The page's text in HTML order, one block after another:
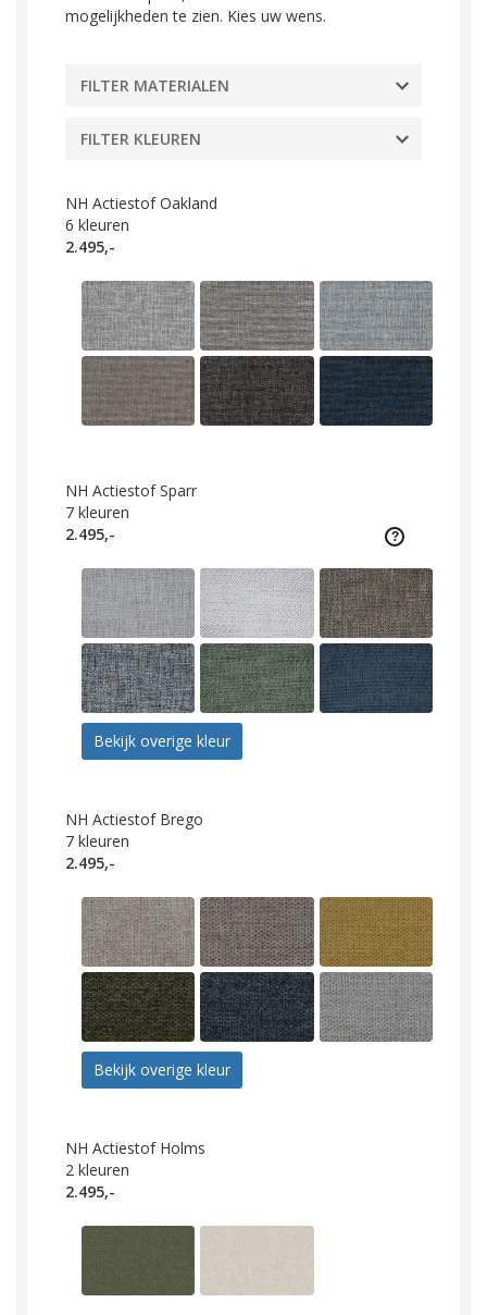
mogelijkheden te zien. Kies uw wens.
FILTER MATERIALEN
FILTER KLEUREN
NH Actiestof Oakland
6 kleuren
2.495,-
NH Actiestof Sparr
7 kleuren
2.495,-
Bekijk overige kleur
NH Actiestof Brego
7 kleuren
2.495,-
Bekijk overige kleur
NH Actiestof Holms
2 kleuren
2.495,-